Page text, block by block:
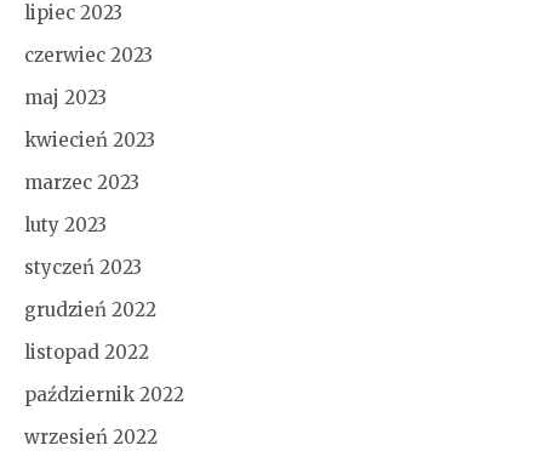
lipiec 2023
czerwiec 2023
maj 2023
kwiecień 2023
marzec 2023
luty 2023
styczeń 2023
grudzień 2022
listopad 2022
październik 2022
wrzesień 2022